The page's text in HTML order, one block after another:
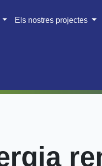
Els nostres projectes